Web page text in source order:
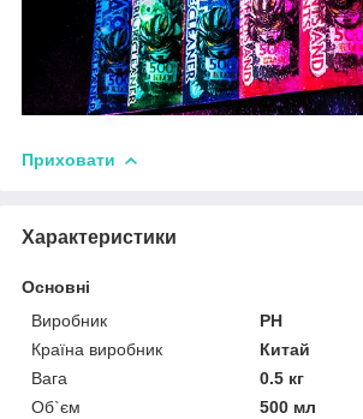
Приховати
Характеристики
Основні
Виробник
PH
Країна виробник
Китай
Вага
0.5 кг
Об`єм
500 мл